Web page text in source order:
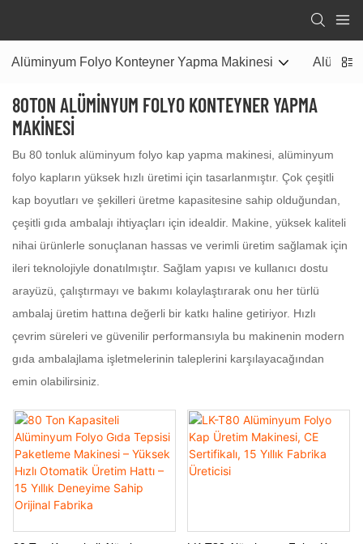
Alüminyum Folyo Konteyner Yapma Makinesi
80TON ALÜMINYUM FOLYO KONTEYNER YAPMA
MAKINESI
Bu 80 tonluk alüminyum folyo kap yapma makinesi, alüminyum
folyo kapların yüksek hızlı üretimi için tasarlanmıştır. Çok çeşitli
kap boyutları ve şekilleri üretme kapasitesine sahip olduğundan,
çeşitli gıda ambalajı ihtiyaçları için idealdir. Makine, yüksek kaliteli
nihai ürünlerle sonuçlanan hassas ve verimli üretim sağlamak için
ileri teknolojiyle donatılmıştır. Sağlam yapısı ve kullanıcı dostu
arayüzü, çalıştırmayı ve bakımı kolaylaştırarak onu her türlü
ambalaj üretim hattına değerli bir katkı haline getiriyor. Hızlı
çevrim süreleri ve güvenilir performansıyla bu makinenin modern
gıda ambalajlama işletmelerinin taleplerini karşılayacağından
emin olabilirsiniz.